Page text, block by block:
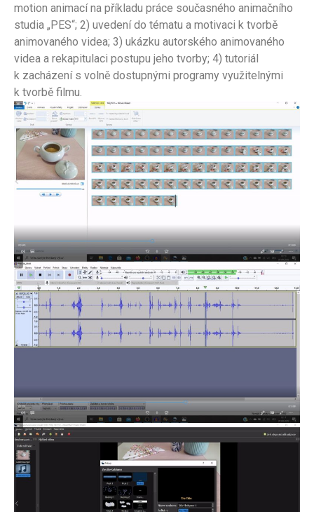
motion animací na příkladu práce současného animačního
studia „PES“; 2) uvedení do tématu a motivaci k tvorbě
animovaného videa; 3) ukázku autorského animovaného
videa a rekapitulaci postupu jeho tvorby; 4) tutoriál
k zacházení s volně dostupnými programy využitelnými
k tvorbě filmu.